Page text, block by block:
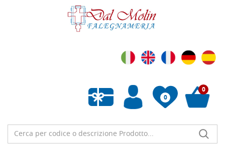
0
Wishlist vuota
0